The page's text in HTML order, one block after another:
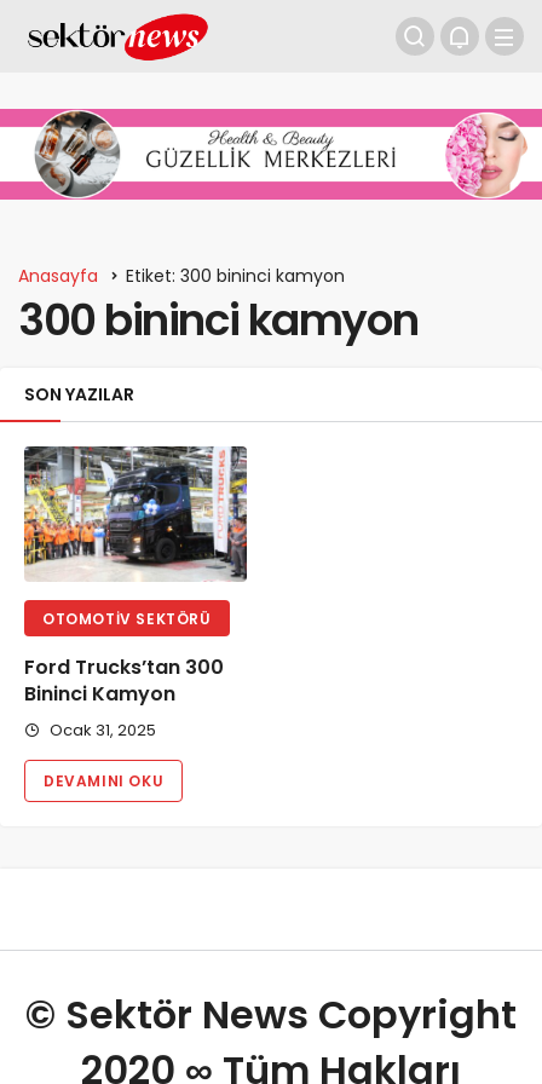
Anasayfa Etiket: 300 bininci kamyon
300 bininci kamyon
SON YAZILAR
OTOMOTIV SEKTÖRÜ
Ford Trucks’tan 300
Bininci Kamyon
Ocak 31, 2025
DEVAMINI OKU
© Sektör News Copyright
2020 ∞ Tüm Hakları